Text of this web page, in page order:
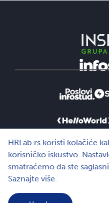
HRLab.rs koristi kolačiće
korisničko iskustvo.
smatraćemo da ste
Saznajte više.